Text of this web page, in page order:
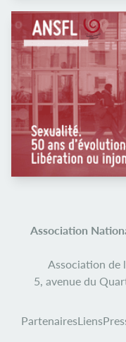
Association
Association de
5, avenue du
PartenairesLiens